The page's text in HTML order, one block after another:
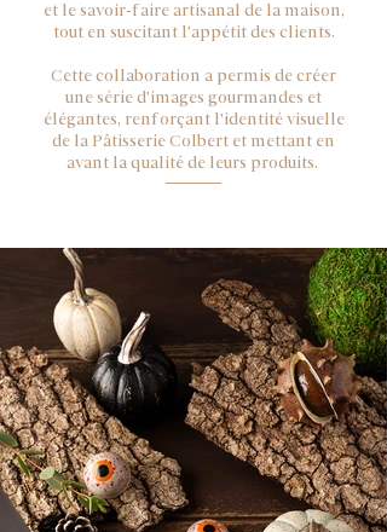
et le savoir-faire artisanal de la maison,
tout en suscitant l'appétit des clients.
Cette collaboration a permis de créer
une série d'images gourmandes et
élégantes, renforçant l'identité visuelle
de la Pâtisserie Colbert et mettant en
avant la qualité de leurs produits.